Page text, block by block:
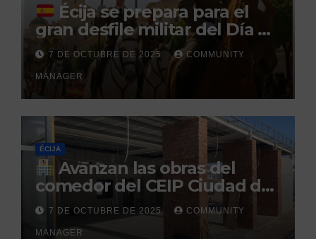
Écija se prepara para el
gran desfile militar del Día de
la Hispanidad organizado por
el Centro Militar de Cría
Caballar
7 DE OCTUBRE DE 2025 COMMUNITY
MANAGER
ÉCIJA
Avanzan las obras del
comedor del CEIP Ciudad del
Sol: su finalización está
prevista para finales de 2025
7 DE OCTUBRE DE 2025 COMMUNITY
MANAGER